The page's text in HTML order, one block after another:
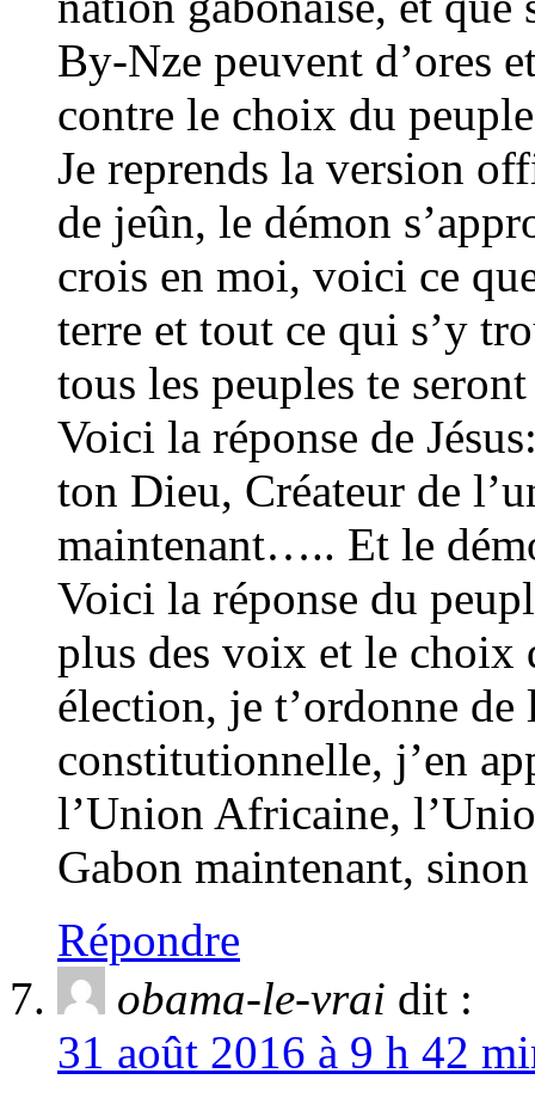
By-Nze peuvent d’ores
contre le choix du
Je reprends la version
de jeûn, le démon
crois en moi, voici ce
terre et tout ce qui s’y
tous les peuples te
Voici la réponse de
ton Dieu, Créateur de
maintenant….. Et le
Voici la réponse du
plus des voix et le choix
élection, je t’ordonne
constitutionnelle, j’en
l’Union Africaine,
Gabon maintenant,
Répondre
obama-le-vrai dit :
31 août 2016 à 9 h 42